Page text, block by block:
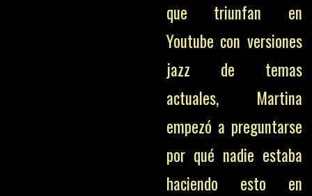
que triunfan en
Youtube con versiones
jazz de temas
actuales, Martina
empezó a preguntarse
por qué nadie estaba
haciendo esto en